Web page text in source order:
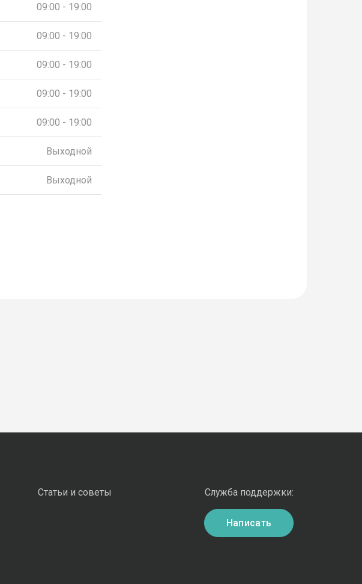
09:00 - 19:00
09:00 - 19:00
09:00 - 19:00
09:00 - 19:00
09:00 - 19:00
Выходной
Выходной
Статьи и советы Служба поддержки:
Написать